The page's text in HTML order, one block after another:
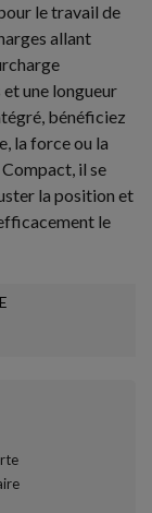
le travail de
allant
une longueur
bénéficiez
la force ou la
il se
la position et
le